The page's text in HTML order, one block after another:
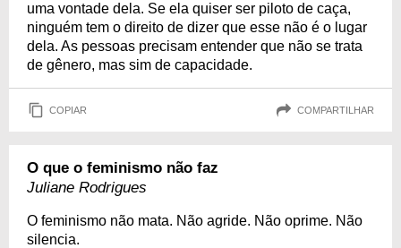
uma vontade dela. Se ela quiser ser piloto de caça,
ninguém tem o direito de dizer que esse não é o lugar
dela. As pessoas precisam entender que não se trata
de gênero, mas sim de capacidade.
COPIAR COMPARTILHAR
O que o feminismo não faz
Juliane Rodrigues
O feminismo não mata. Não agride. Não oprime. Não
silencia.